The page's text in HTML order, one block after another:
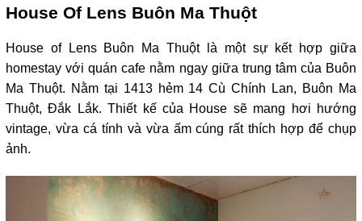
House Of Lens Buôn Ma Thuột
House of Lens Buôn Ma Thuột là một sự kết hợp giữa
homestay với quán cafe nằm ngay giữa trung tâm của Buôn
Ma Thuột. Nằm tại 1413 hẻm 14 Cù Chính Lan, Buôn Ma
Thuột, Đắk Lắk. Thiết kế của House sẽ mang hơi hướng
vintage, vừa cá tính và vừa ấm cúng rất thích hợp để chụp
ảnh.